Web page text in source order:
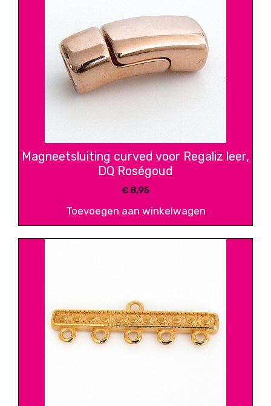
Magneetsluiting curved voor Regaliz leer,
DQ Roségoud
€ 8,95
Toevoegen aan winkelwagen